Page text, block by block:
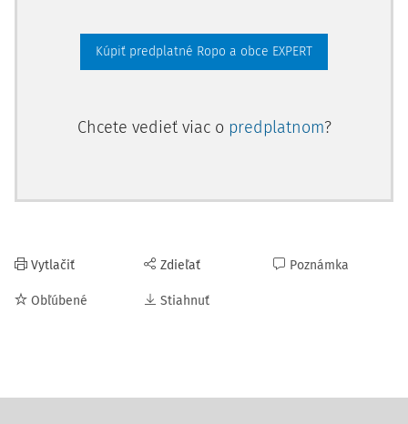
Kúpiť predplatné Ropo a obce EXPERT
Chcete vedieť viac o predplatnom?
Vytlačiť
Obľúbené
Zdieľať
Stiahnuť
Poznámka